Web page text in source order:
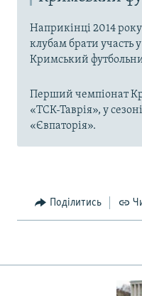
Наприкінці 2014
клубам брати участь
Кримський
Перший чемпіонат
«ТСК-Таврія», у
«Євпаторія».
Поділитись